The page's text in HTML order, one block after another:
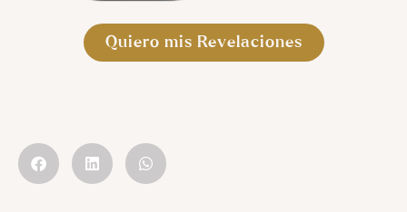
Quiero mis Revelaciones